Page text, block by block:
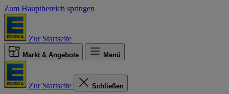
Zum Hauptbereich springen
Zur Startseite
Markt & Angebote Menü
Zur Startseite Schließen